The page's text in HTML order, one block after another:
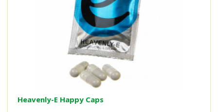
Heavenly-E Happy Caps